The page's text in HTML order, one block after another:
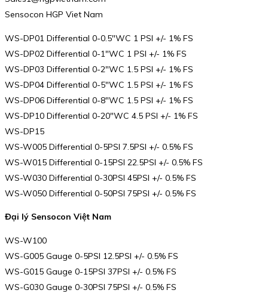
Sensocon HGP Viet Nam
WS-DP01 Differential 0-0.5″WC 1 PSI +/- 1% FS
WS-DP02 Differential 0-1″WC 1 PSI +/- 1% FS
WS-DP03 Differential 0-2″WC 1.5 PSI +/- 1% FS
WS-DP04 Differential 0-5″WC 1.5 PSI +/- 1% FS
WS-DP06 Differential 0-8″WC 1.5 PSI +/- 1% FS
WS-DP10 Differential 0-20″WC 4.5 PSI +/- 1% FS
WS-DP15
WS-W005 Differential 0-5PSI 7.5PSI +/- 0.5% FS
WS-W015 Differential 0-15PSI 22.5PSI +/- 0.5% FS
WS-W030 Differential 0-30PSI 45PSI +/- 0.5% FS
WS-W050 Differential 0-50PSI 75PSI +/- 0.5% FS
Đại lý Sensocon Việt Nam
WS-W100
WS-G005 Gauge 0-5PSI 12.5PSI +/- 0.5% FS
WS-G015 Gauge 0-15PSI 37PSI +/- 0.5% FS
WS-G030 Gauge 0-30PSI 75PSI +/- 0.5% FS